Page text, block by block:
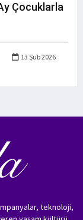
Çocuklarla
13 Şub 2026
teknoloji,